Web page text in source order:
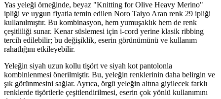
Yas yeleği örneğinde, beyaz "Knitting for Olive Heavy Merino"
ipliği ve uygun fiyatla temin edilen Noro Taiyo Aran renk 29 ipliği
kullanılmıştır. Bu kombinasyon, hem yumuşaklık hem de renk
çeşitliliği sunar. Kenar süslemesi için i-cord yerine klasik ribbing
tercih edilebilir; bu değişiklik, eserin görünümünü ve kullanım
rahatlığını etkileyebilir.
Yeleğin siyah uzun kollu tişört ve siyah kot pantolonla
kombinlenmesi önerilmiştir. Bu, yeleğin renklerinin daha belirgin ve
şık görünmesini sağlar. Ayrıca, örgü yeleğin altına giyilecek farklı
renklerde tişörtlerle çeşitlendirilmesi, eserin çok yönlü kullanımını